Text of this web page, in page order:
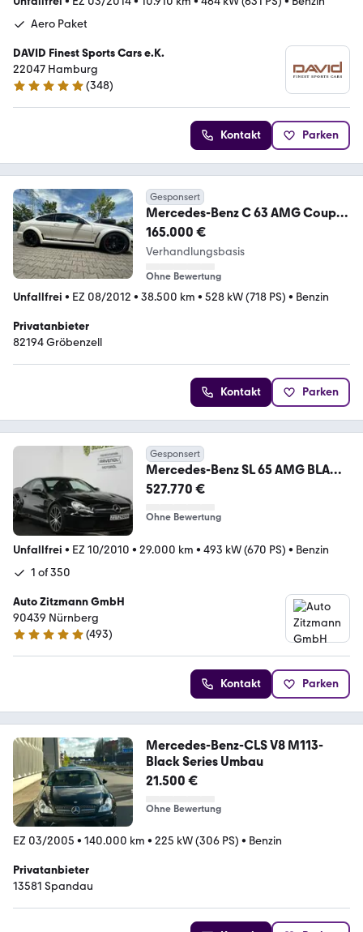
Aero Paket
DAVID Finest Sports Cars e.K.
22047 Hamburg
4.9 Sterne
(348)
Kontakt Parken
Gesponsert
Mercedes-Benz C 63 AMG Coupé
Black Series Kompressor
165.000 €
Verhandlungsbasis
Ohne Bewertung
Unfallfrei • EZ 08/2012 • 38.500 km • 528 kW (718 PS) • Benzin
Privatanbieter
82194 Gröbenzell
Kontakt Parken
Gesponsert
Mercedes-Benz SL 65 AMG BLACK
SERIES / SAMMLERZUSTAND
527.770 €
Ohne Bewertung
Unfallfrei • EZ 10/2010 • 29.000 km • 493 kW (670 PS) • Benzin
1 of 350
Auto Zitzmann GmbH
90439 Nürnberg
4.9 Sterne
(493)
Kontakt Parken
Mercedes-Benz-CLS V8 M113-
Black Series Umbau
21.500 €
Ohne Bewertung
EZ 03/2005 • 140.000 km • 225 kW (306 PS) • Benzin
Privatanbieter
13581 Spandau